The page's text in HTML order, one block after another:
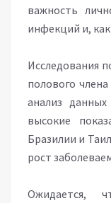
важность
инфекций и, как
Исследования
полового
анализ
высокие
Бразилии и
рост
Ожидается,